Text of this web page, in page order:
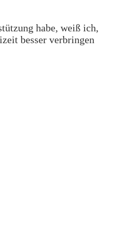
habe, weiß ich,
besser verbringen